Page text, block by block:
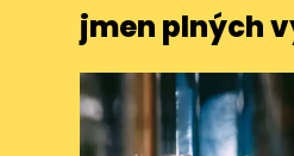
jmen plných